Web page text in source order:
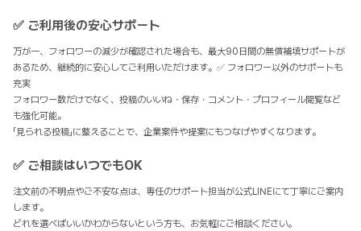
✅ ご利用後の安心サポート
万が一、フォロワーの減少が確認された場合も、最大90日間の無償補填サポートが
あるため、継続的に安心してご利用いただけます。✅ フォロワー以外のサポートも
充実
フォロワー数だけでなく、投稿のいいね・保存・コメント・プロフィール閲覧など
も強化可能。
「見られる投稿」に整えることで、企業案件や提案にもつなげやすくなります。
✅ ご相談はいつでもOK
注文前の不明点やご不安な点は、専任のサポート担当が公式LINEにて丁寧にご案内
します。
どれを選べばいいかわからないという方も、お気軽にご相談ください。